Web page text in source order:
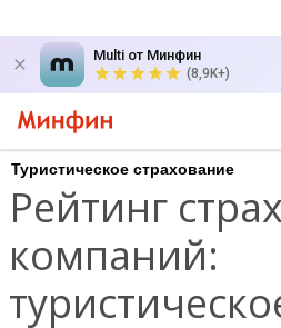
Multi от Минфин
(8,9K+)
Туристическое страхование
Рейтинг
компаний: